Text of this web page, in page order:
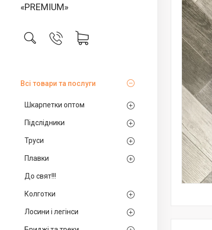
«PREMIUM»
Всі товари та послуги
Шкарпетки оптом
Підслідники
Труси
Плавки
До свят!!!
Колготки
Лосини і легінси